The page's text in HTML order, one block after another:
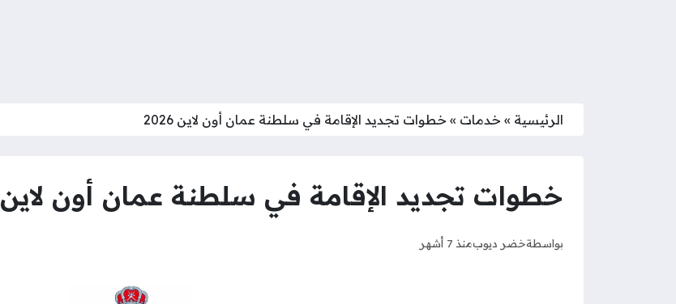
الرئيسية » خدمات » خطوات تجديد الإقامة في سلطنة عمان أون لاين 2026
خطوات تجديد الإقامة في سلطنة عمان أون لاين 2026
بواسطةخضر ديوبمنذ 7 أشهر